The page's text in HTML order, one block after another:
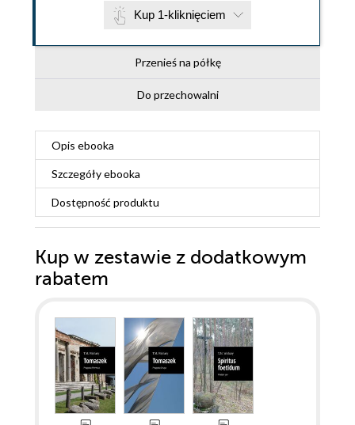
Kup 1-kliknięciem
Przenieś na półkę
Do przechowalni
Opis ebooka
Szczegółyebooka
Dostępność produktu
Kup w zestawie z dodatkowym
rabatem